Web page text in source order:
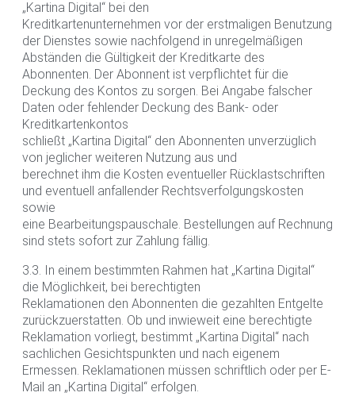
„Kartina Digital“ bei den
Kreditkartenunternehmen vor der erstmaligen Benutzung
der Dienstes sowie nachfolgend in unregelmäßigen
Abständen die Gültigkeit der Kreditkarte des
Abonnenten. Der Abonnent ist verpflichtet für die
Deckung des Kontos zu sorgen. Bei Angabe falscher
Daten oder fehlender Deckung des Bank- oder
Kreditkartenkontos
schließt „Kartina Digital“ den Abonnenten unverzüglich
von jeglicher weiteren Nutzung aus und
berechnet ihm die Kosten eventueller Rücklastschriften
und eventuell anfallender Rechtsverfolgungskosten
sowie
eine Bearbeitungspauschale. Bestellungen auf Rechnung
sind stets sofort zur Zahlung fällig.
3.3. In einem bestimmten Rahmen hat „Kartina Digital“
die Möglichkeit, bei berechtigten
Reklamationen den Abonnenten die gezahlten Entgelte
zurückzuerstatten. Ob und inwieweit eine berechtigte
Reklamation vorliegt, bestimmt „Kartina Digital“ nach
sachlichen Gesichtspunkten und nach eigenem
Ermessen. Reklamationen müssen schriftlich oder per E-
Mail an „Kartina Digital“ erfolgen.